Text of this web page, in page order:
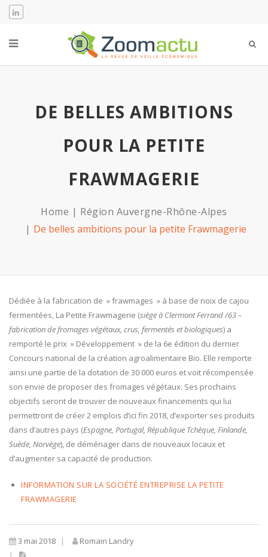
DE BELLES AMBITIONS
POUR LA PETITE
FRAWMAGERIE
Home
Région Auvergne-Rhône-Alpes
De belles ambitions pour la petite Frawmagerie
Dédiée à la fabrication de » frawmages » à base de noix de cajou
fermentées, La Petite Frawmagerie (siège à Clermont Ferrand /63 –
fabrication de fromages végétaux, crus, fermentés et biologiques) a
remporté le prix » Développement » de la 6e édition du dernier
Concours national de la création agroalimentaire Bio. Elle remporte
ainsi une partie de la dotation de 30 000 euros et voit récompensée
son envie de proposer des fromages végétaux. Ses prochains
objectifs seront de trouver de nouveaux financements qui lui
permettront de créer 2 emplois d’ici fin 2018, d’exporter ses produits
dans d’autres pays (Espagne, Portugal, République Tchèque, Finlande,
Suède, Norvège), de déménager dans de nouveaux locaux et
d’augmenter sa capacité de production.
INFORMATION SUR LA SOCIÉTÉ ENTREPRISE LA PETITE
FRAWMAGERIE
3 mai 2018 Romain Landry